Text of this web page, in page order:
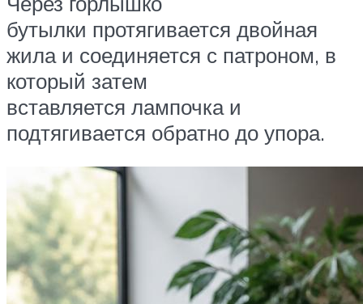
бутылки протягивается двойная
жила и соединяется с патроном, в
который затем
вставляется лампочка и
подтягивается обратно до упора.